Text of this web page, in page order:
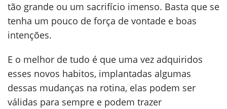
tão grande ou um sacrifício imenso. Basta que se
tenha um pouco de força de vontade e boas
intenções.
E o melhor de tudo é que uma vez adquiridos
esses novos habitos, implantadas algumas
dessas mudanças na rotina, elas podem ser
válidas para sempre e podem trazer